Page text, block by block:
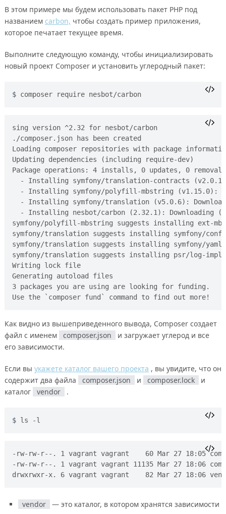
В этом примере мы будем использовать пакет PHP под
названием carbon, чтобы создать пример приложения,
которое печатает текущее время.
Выполните следующую команду, чтобы инициализировать
новый проект Composer и установить углеродный пакет:
composer require nesbot/carbon
sing version ^2.32 for nesbot/carbon
./composer.json has been created
Loading composer repositories with package
Updating dependencies (including require-dev)
Package operations: 4 installs, 0 updates, 0 removals
- Installing symfony/translation-contracts
- Installing symfony/polyfill-mbstring
- Installing symfony/translation (v5.0.6):
- Installing nesbot/carbon (2.32.1):
symfony/polyfill-mbstring suggests installing ext-
symfony/translation suggests installing symfony/
symfony/translation suggests installing symfony/yaml
symfony/translation suggests installing psr/log-
Writing lock file
Generating autoload files
3 packages you are using are looking for funding.
Как видно из вышеприведенного вывода, Composer создает
файл с именем
composer.json
и загружает углерод и все
его зависимости.
Если вы укажете каталог вашего проекта , вы увидите, что он
содержит два файла
composer.json и composer.lock
и
каталог
vendor .
ls -l
-rw-rw-r--. 1 vagrant vagrant    60 Mar 27 18:05
-rw-rw-r--. 1 vagrant vagrant 11135 Mar 27 18:06
vendor
— это каталог, в котором хранятся зависимости